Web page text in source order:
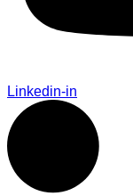
Linkedin-in